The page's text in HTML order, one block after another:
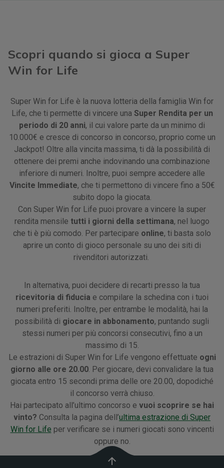
Scopri quando si gioca a Super
Win for Life
Super Win for Life è la nuova lotteria della famiglia Win for
Life, che ti permette di vincere una Super Rendita per un
periodo di 20 anni, il cui valore parte da un minimo di
10.000€ e cresce di concorso in concorso, proprio come un
Jackpot! Oltre alla vincita massima, ti dà la possibilità di
ottenere dei premi anche indovinando una combinazione
inferiore di numeri. Inoltre, puoi sempre accedere alle
Vincite Immediate, che ti permettono di vincere fino a 50€
subito dopo la giocata.
Con Super Win for Life puoi provare a vincere la super
rendita mensile tutti i giorni della settimana, nel luogo
che ti è più comodo. Per partecipare online, ti basta solo
aprire un conto di gioco personale su uno dei siti di
rivenditori autorizzati.
In alternativa, puoi decidere di recarti presso la tua
ricevitoria di fiducia e compilare la schedina con i tuoi
numeri preferiti. Inoltre, per entrambe le modalità, hai la
possibilità di giocare in abbonamento, puntando sugli
stessi numeri per più concorsi consecutivi, fino a un
massimo di 15.
Le estrazioni di Super Win for Life vengono effettuate ogni
giorno alle ore 20.00. Per giocare, devi convalidare la tua
giocata entro 15 secondi prima delle ore 20.00, dopodiché
il concorso verrà chiuso.
Hai partecipato all’ultimo concorso e vuoi scoprire se hai
vinto? Consulta la pagina dell’ultima estrazione di Super
Win for Life per verificare se i numeri giocati sono vincenti
oppure no.
arrow_upward